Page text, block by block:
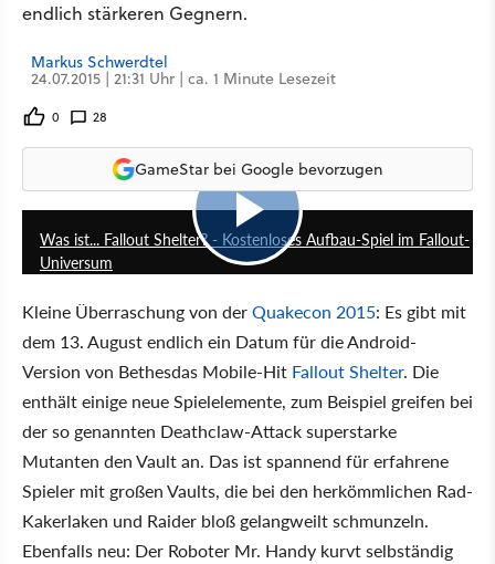
endlich stärkeren Gegnern.
Markus Schwerdtel
24.07.2015 | 21:31 Uhr | ca. 1 Minute Lesezeit
0 28
GameStar bei Google bevorzugen
14:19
Was ist... Fallout Shelter? - Kostenloses Aufbau-Spiel im Fallout-
Universum
Kleine Überraschung von derQuakecon 2015: Es gibt mit
dem 13. August endlich ein Datum für die Android-
Version von Bethesdas Mobile-Hit Fallout Shelter. Die
enthält einige neue Spielelemente, zum Beispiel greifen bei
der so genannten Deathclaw-Attack superstarke
Mutanten den Vault an. Das ist spannend für erfahrene
Spieler mit großen Vaults, die bei den herkömmlichen Rad-
Kakerlaken und Raider bloß gelangweilt schmunzeln.
Ebenfalls neu: Der Roboter Mr. Handy kurvt selbständig